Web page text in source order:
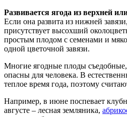
Развивается ягода из верхней
Если она развита из нижней
присутствует высохший
простым плодом с семенами и
одной цветочной завязи.
Многие ягодные плоды
опасны для человека. В
теплое время года, поэтому
Например, в июне поспевает
августе – лесная земляника,